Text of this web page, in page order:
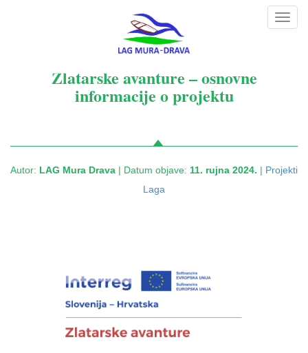
Zlatarske avanture – osnovne
informacije o projektu
Autor: LAG Mura Drava | Datum objave: 11. rujna 2024. | Projekti
Laga